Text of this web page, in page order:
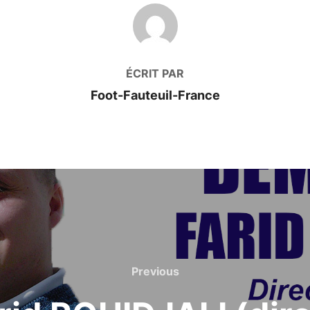
AUTEUR DE LA PUBLICATION
ÉCRIT PAR
Foot-Fauteuil-France
Previous
Previous